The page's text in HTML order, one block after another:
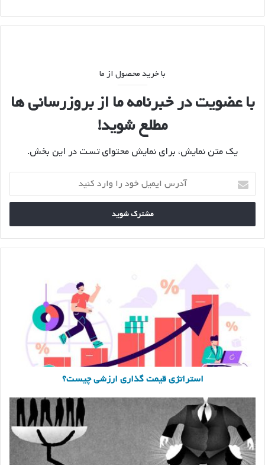
با خرید محصول از ما
با عضویت در خبرنامه ما از بروزرسانی ها
مطلع شوید!
یک متن نمایش، برای نمایش محتوای تست در این بخش.
آدرس
ایمیل
خود
را
کنید
استراتژی قیمت گذاری ارزشی چیست؟
الیگارشی
چیست
تعریف
و
مثال
ها